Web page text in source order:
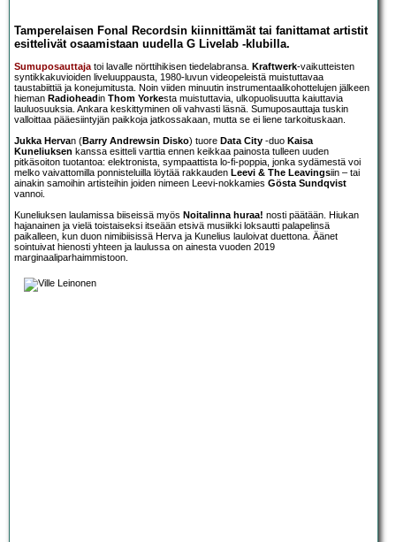
Tamperelaisen Fonal Recordsin kiinnittämät tai fanittamat artistit
esittelivät osaamistaan uudella G Livelab -klubilla.
Sumuposauttajatoi lavalle nörttihikisen tiedelabransa. Kraftwerk-vaikutteisten
syntikkakuvioiden liveluuppausta, 1980-luvun videopeleistä muistuttavaa
taustabiittiä ja konejumitusta. Noin viiden minuutin instrumentaalikohottelujen jälkeen
hieman Radioheadin Thom Yorkesta muistuttavia, ulkopuolisuutta kaiuttavia
lauluosuuksia. Ankara keskittyminen oli vahvasti läsnä. Sumuposauttaja tuskin
valloittaa pääesiintyjän paikkoja jatkossakaan, mutta se ei liene tarkoituskaan.
Jukka Hervan (Barry Andrewsin Disko) tuore Data City -duo Kaisa
Kuneliuksen kanssa esitteli varttia ennen keikkaa painosta tulleen uuden
pitkäsoiton tuotantoa: elektronista, sympaattista lo-fi-poppia, jonka sydämestä voi
melko vaivattomilla ponnisteluilla löytää rakkauden Leevi & The Leavingsiin – tai
ainakin samoihin artisteihin joiden nimeen Leevi-nokkamies Gösta Sundqvist
vannoi.
Kuneliuksen laulamissa biiseissä myös Noitalinna huraa! nosti päätään. Hiukan
hajanainen ja vielä toistaiseksi itseään etsivä musiikki loksautti palapelinsä
paikalleen, kun duon nimibiisissä Herva ja Kunelius lauloivat duettona. Äänet
sointuivat hienosti yhteen ja laulussa on ainesta vuoden 2019
marginaaliparhaimmistoon.